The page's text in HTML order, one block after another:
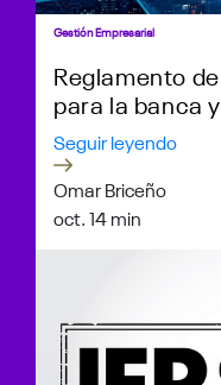
Gestión Empresarial
Reglamento
para la banca
Seguir leyendo
Omar Briceño
oct. 14 min